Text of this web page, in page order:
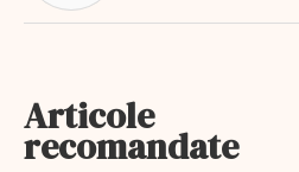
Articole
recomandate